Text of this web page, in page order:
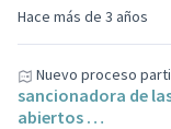
Hace más de 3 años
Nuevo proceso
sancionadora de
abiertos …